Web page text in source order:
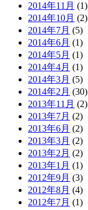
2014年11月 (1)
2014年10月 (2)
2014年7月 (5)
2014年6月 (1)
2014年5月 (1)
2014年4月 (1)
2014年3月 (5)
2014年2月 (30)
2013年11月 (2)
2013年7月 (2)
2013年6月 (2)
2013年3月 (2)
2013年2月 (2)
2013年1月 (1)
2012年9月 (3)
2012年8月 (4)
2012年7月 (1)